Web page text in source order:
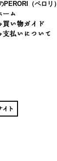
PERORI（ペロリ）